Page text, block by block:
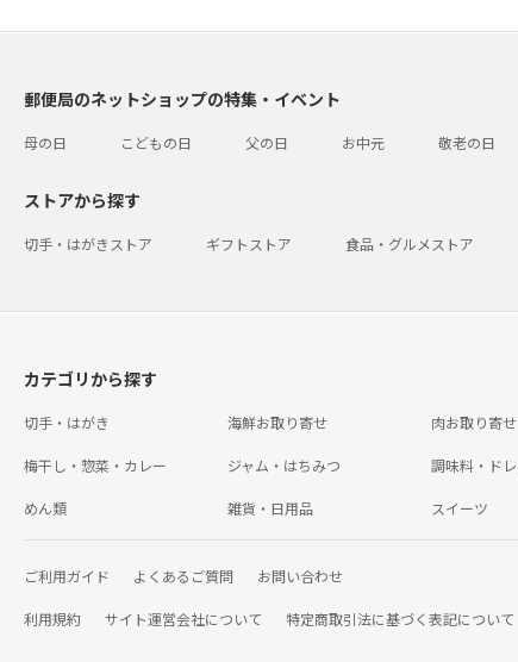
郵便局のネットショップの特集・イベント
母の日 こどもの日 父の日 お中元 敬老の日
ストアから探す
切手・はがきストア ギフトストア 食品・グルメストア
カテゴリから探す
切手・はがき 海鮮お取り寄せ 肉お取り寄せ
梅干し・惣菜・カレー ジャム・はちみつ 調味料・ド
めん類 雑貨・日用品 スイーツ
ご利用ガイド よくあるご質問 お問い合わせ
利用規約 サイト運営会社について 特定商取引法に基づく表記について